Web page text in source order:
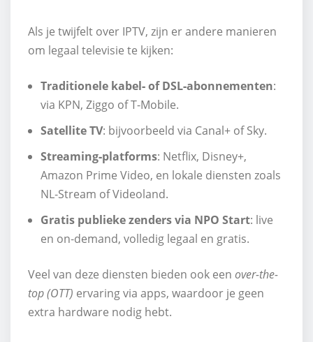
Als je twijfelt over IPTV, zijn er andere manieren
om legaal televisie te kijken:
Traditionele kabel‑ of DSL‑abonnementen:
via KPN, Ziggo of T-Mobile.
Satellite TV: bijvoorbeeld via Canal+ of Sky.
Streaming‑platforms: Netflix, Disney+,
Amazon Prime Video, en lokale diensten zoals
NL‑Stream of Videoland.
Gratis publieke zenders via NPO Start: live
en on‑demand, volledig legaal en gratis.
Veel van deze diensten bieden ook een over-the-
top (OTT) ervaring via apps, waardoor je geen
extra hardware nodig hebt.